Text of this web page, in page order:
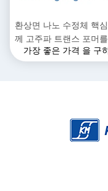
환상면 나노 수정체 핵
께 고주파 트랜스 포머
다리를 설치합니다
가장 좋은 가격 을 구